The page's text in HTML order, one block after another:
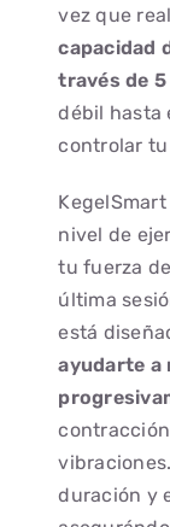
vez que
capacidad
través de 5
débil hasta
controlar tu
nivel de
tu fuerza
última
está
ayudarte a
duración y